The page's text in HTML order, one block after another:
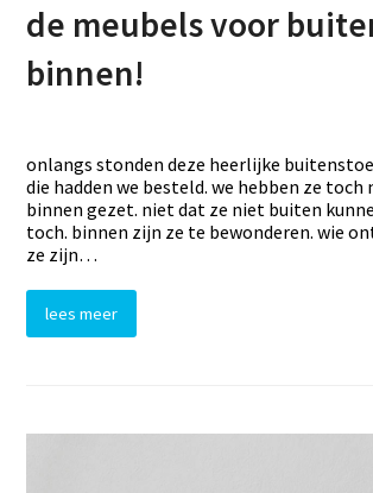
de meubels voor
binnen!
onlangs stonden deze heerlijke
die hadden we besteld. we hebben ze toch
binnen gezet. niet dat ze niet buiten
toch. binnen zijn ze te bewonderen. wie
ze zijn…
lees meer